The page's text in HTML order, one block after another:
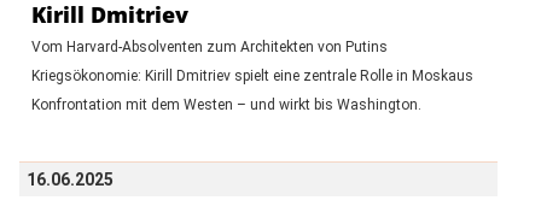
Kirill Dmitriev
Vom Harvard-Absolventen zum Architekten von Putins
Kriegsökonomie: Kirill Dmitriev spielt eine zentrale Rolle in Moskaus
Konfrontation mit dem Westen – und wirkt bis Washington.
16.06.2025